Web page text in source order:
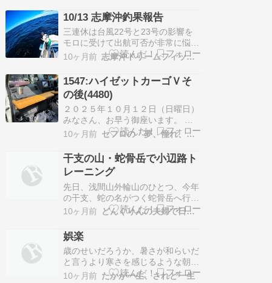
へ・・・気温２０℃、北寄りの風５
ｍ、お昼前まで満ち潮って感じで
す・・・つるぎ艦長に状況を聞くと
台風２２号のうねりと濁りが来てか
ら深場はサッパリ・・・・???…
10/13 志摩沖釣果報告
三連休は台風22号と23号の影響を
モロに受けて出航可否が非常に悩ま
しい状況でした。 土日で出たかっ
風の情報をみて判断… 結果、遅め
の時間ならなんとか出れそう。 か
なり遅めに出航して沖に出たら、北
風はまあまあ吹いてますがウネリは
すでに落ち着いていてほ…
10ヶ月前 志摩沖ドリームフィッシングダイアリー
1547:ハイゼットカーゴＶそ
の後(4480)
２０２５年１０月１２日（日曜日）
みなさん、お早う御座います。 今
日は、第４６回北総茶話会な日で
被害を出した台風２２号に続き台風
２３号も伊豆半島方面に向かって今
日！と台風接近で心配なお天気です
が、何とかモット欲しいモノです
わ！ さて、お題のオイラの…
10ヶ月前 セフロの「夢、憧れ、そして現実」
干支の山・蛇骨岳で小辺路ト
レーニング
先日、浅間山外輪山のひとつ、今年
の干支、蛇の名がつく蛇骨岳へ行っ
てきました。 約１週間後に迫った
画とは別に準備しておかなくてはな
らないのが体力作りです。険しい峠
越えがいくつかあるので、全体を通
して山登りと言えなくもありませ
ん。 このところあまり山…
10ヶ月前 どんぐりんの夫婦で日本あっちこち
娯楽
歳のせいだろうか、暑さが和らいだ
と言うより寒さを感じるような朝に
なった。気象予報が大騒ぎしていた
10ヶ月前 たかが一生、されど一生